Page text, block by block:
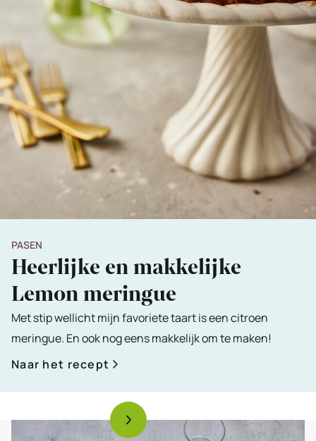
PASEN
Heerlijke en makkelijke
Lemon meringue
Met stip wellicht mijn favoriete taart is een citroen
meringue. En ook nog eens makkelijk om te maken!
Naar het recept